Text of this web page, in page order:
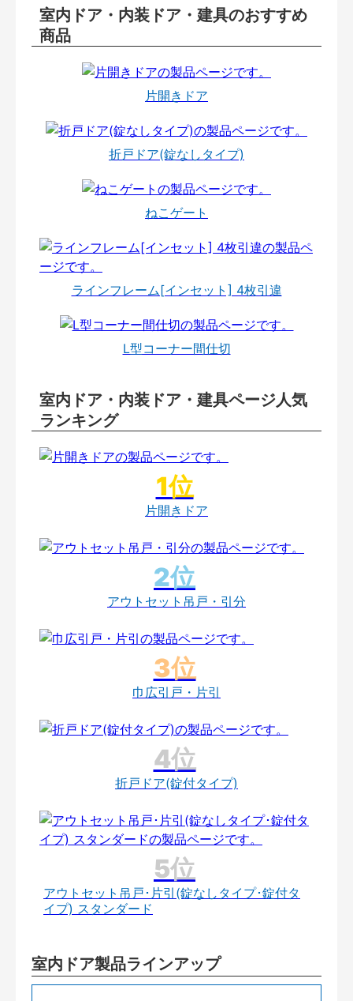
室内ドア・内装ドア・建具のおすすめ
商品
片開きドア
折戸ドア(錠なしタイプ)
ねこゲート
ラインフレーム[インセット] 4枚引違
L型コーナー間仕切
室内ドア・内装ドア・建具ページ人気
ランキング
片開きドア
アウトセット吊戸・引分
巾広引戸・片引
折戸ドア(錠付タイプ)
アウトセット吊戸･片引(錠なしタイプ･錠付タ
イプ) スタンダード
室内ドア製品ラインアップ